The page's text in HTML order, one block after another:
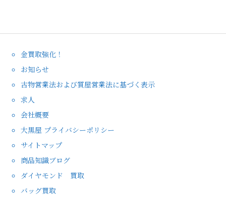
金買取強化！
お知らせ
古物営業法および質屋営業法に基づく表示
求人
会社概要
大黒屋 プライバシーポリシー
サイトマップ
商品知識ブログ
ダイヤモンド 買取
バッグ買取